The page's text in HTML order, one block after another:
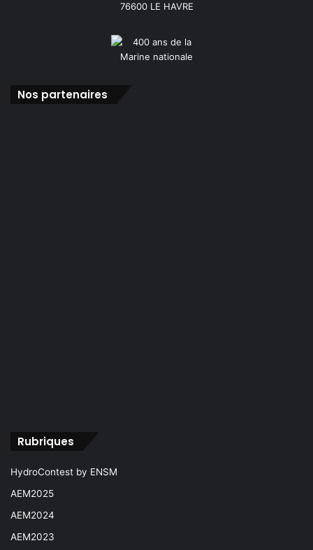
76600 LE HAVRE
Nos partenaires
Rubriques
HydroContest by ENSM
AEM2025
AEM2024
AEM2023